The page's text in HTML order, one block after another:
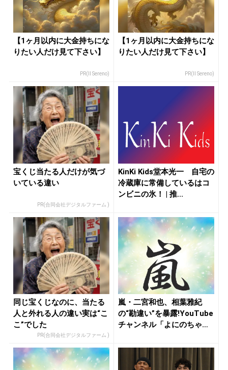
【1ヶ月以内に大金持ちにな
りたい人だけ見て下さい】
PR(Il Sereno)
【1ヶ月以内に大金持ちにな
りたい人だけ見て下さい】
PR(Il Sereno)
宝くじ当たる人だけが気づ
いている違い
PR(合同会社デジタルファーム )
KinKi Kids堂本光一 自宅の
冷蔵庫に常備しているはコ
ンビニの氷！ | 推...
同じ宝くじなのに、当たる
人と外れる人の違い実は“こ
こ”でした
PR(合同会社デジタルファーム )
嵐・二宮和也、相葉雅紀
の“勘違い”を暴露!YouTube
チャンネル「よにのちゃ